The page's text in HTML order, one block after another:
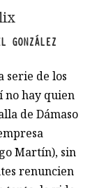
GONZÁLEZ
serie de los
no hay quien
de Dámaso
Martín), sin
renuncien